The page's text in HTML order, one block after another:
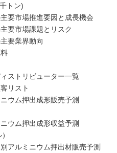
トン)
要市場推進要因と成長機会
要市場課題とリスク
要業界動向
ストリビューター一覧
リスト
ウム押出成形販売予測
ウム押出成形収益予測
アルミニウム押出材販売予測